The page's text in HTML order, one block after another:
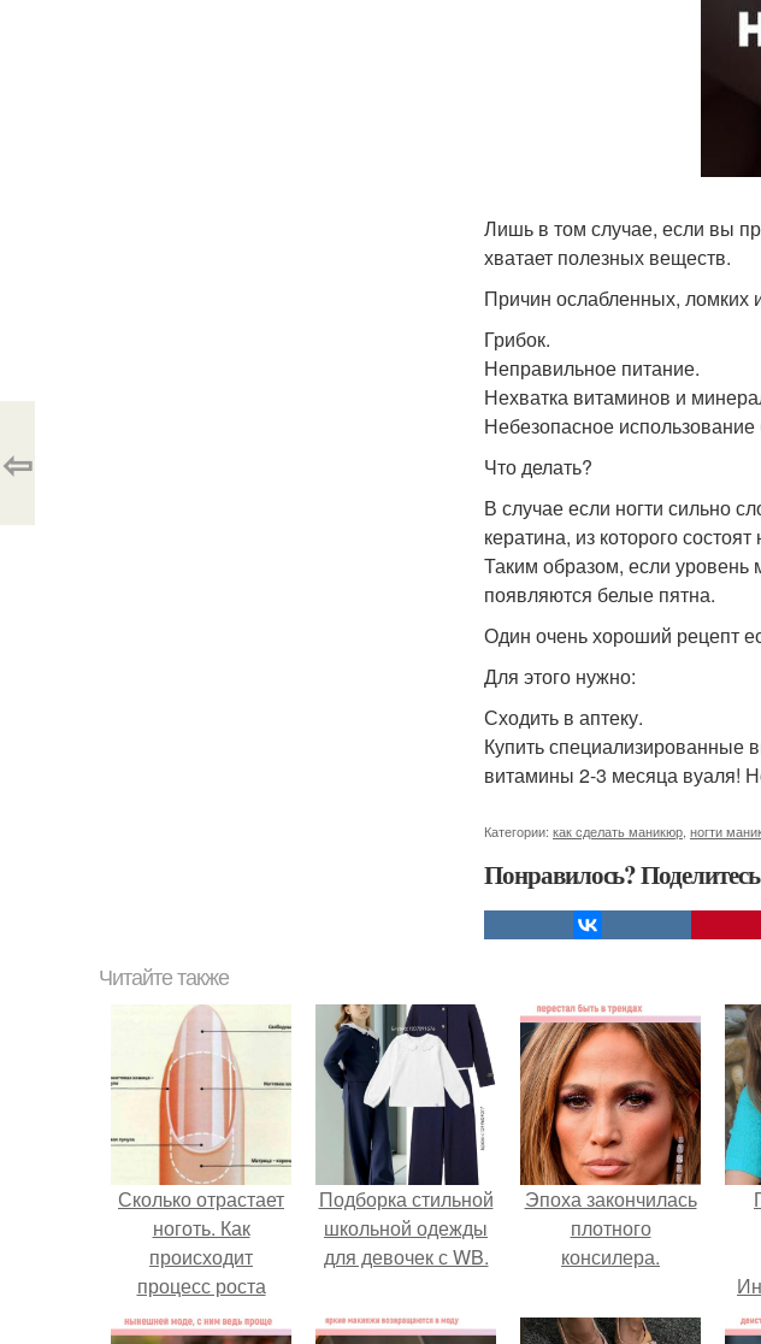
Лишь в том случае, если вы
хватает полезных веществ.
Причин ослабленных, ломких
Грибок.
Неправильное питание.
Нехватка витаминов и
Небезопасное
Что делать?
В случае если ногти сильно
кератина, из которого состоят
Таким образом, если уровень
появляются белые пятна.
Один очень хороший рецепт
Для этого нужно:
Сходить в аптеку.
Купить специализированные
витамины 2-3 месяца вуаля!
Категории: как сделать маникюр ногти
Понравилось?
⇦
Читайте также
Сколько отрастает
ноготь. Как
происходит
процесс роста
ногтей
Подборка стильной
школьной одежды
для девочек с WB.
Эпоха закончилась
плотного
консилера.